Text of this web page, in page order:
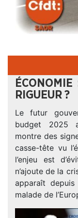
RIGUEUR ?
Le futur
budget 2025
montre des
casse-tête vu
l’enjeu est
n’ajoute de la
apparaît depuis
malade de